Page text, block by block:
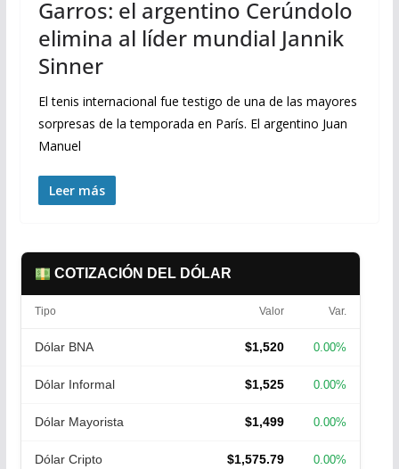
Garros: el argentino Cerúndolo
elimina al líder mundial Jannik
Sinner
El tenis internacional fue testigo de una de las mayores
sorpresas de la temporada en París. El argentino Juan
Manuel
Leer más
COTIZACIÓN DEL DÓLAR
Tipo Valor Var.
Dólar BNA $1,520 0.00%
Dólar Informal $1,525 0.00%
Dólar Mayorista $1,499 0.00%
Dólar Cripto $1,575.79 0.00%